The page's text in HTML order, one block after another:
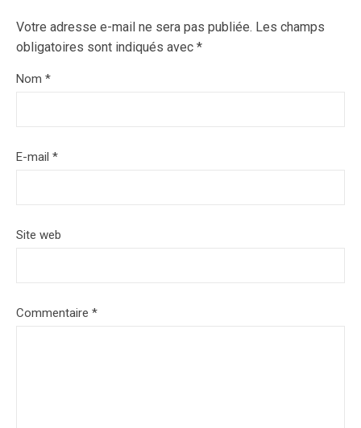
Votre adresse e-mail ne sera pas publiée. Les champs
obligatoires sont indiqués avec *
Nom *
E-mail *
Site web
Commentaire *